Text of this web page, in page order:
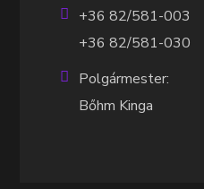
+36 82/581-003
+36 82/581-030
Polgármester:
Bőhm Kinga